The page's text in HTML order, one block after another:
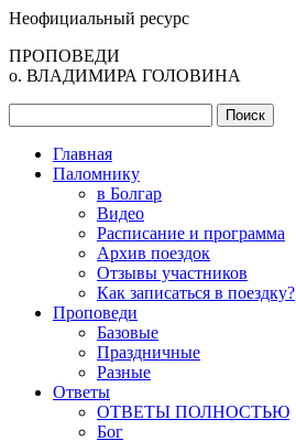
Неофициальный ресурс
ПРОПОВЕДИ
о. ВЛАДИМИРА ГОЛОВИНА
Главная
Паломнику
в Болгар
Видео
Расписание и программа
Архив поездок
Отзывы участников
Как записаться в поездку?
Проповеди
Базовые
Праздничные
Разные
Ответы
ОТВЕТЫ ПОЛНОСТЬЮ
Бог